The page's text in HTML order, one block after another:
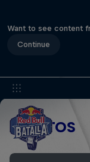
Want to see content
Continue
EVENTOS